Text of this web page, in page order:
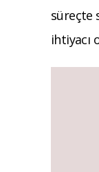
süreçte
ihtiyacı